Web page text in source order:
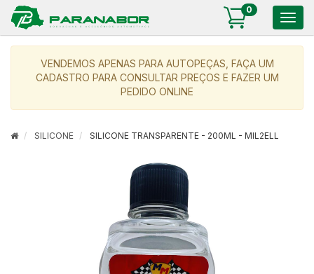
0
VENDEMOS APENAS PARA AUTOPEÇAS, FAÇA UM
CADASTRO PARA CONSULTAR PREÇOS E FAZER UM
PEDIDO ONLINE
SILICONE SILICONE TRANSPARENTE - 200ML - MIL2ELL